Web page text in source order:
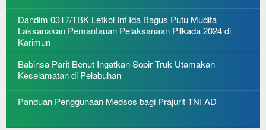
Dandim 0317/TBK Letkol Inf Ida Bagus Putu Mudita
Laksanakan Pemantauan Pelaksanaan Pilkada 2024 di
Karimun
Babinsa Parit Benut Ingatkan Sopir Truk Utamakan
Keselamatan di Pelabuhan
Panduan Penggunaan Medsos bagi Prajurit TNI AD